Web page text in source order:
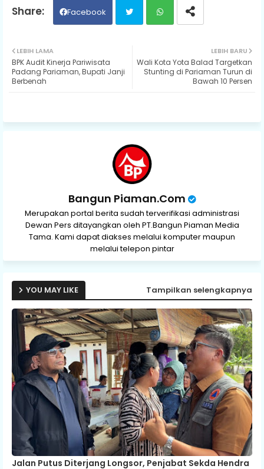
Facebook
ats
LEBIH BARU
Wali Kota Yota Balad Targetkan
Stunting di Pariaman Turun di
Bawah 10 Persen
LEBIH LAMA
BPK Audit Kinerja Pariwisata
Padang Pariaman, Bupati Janji
Berbenah
Bangun Piaman.Com
Merupakan portal berita sudah terverifikasi administrasi
Dewan Pers ditayangkan oleh PT.Bangun Piaman Media
Tama. Kami dapat diakses melalui komputer maupun
melalui telepon pintar
YOU MAY LIKE Tampilkan selengkapnya
Jalan Putus Diterjang Longsor, Penjabat Sekda Hendra